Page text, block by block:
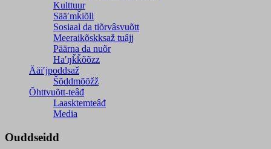
Kulttuur
Sääʹmǩiõll
Sosiaal da tiõrvâsvuõtt
Meeraikõskksaž tuâjj
Päärna da nuõr
Haʹŋǩǩõõzz
Ääiʹjpoddsaž
Šõddmõõžž
Õhttvuõtt-teâđ
Laasktemteâđ
Media
Ouddseidd